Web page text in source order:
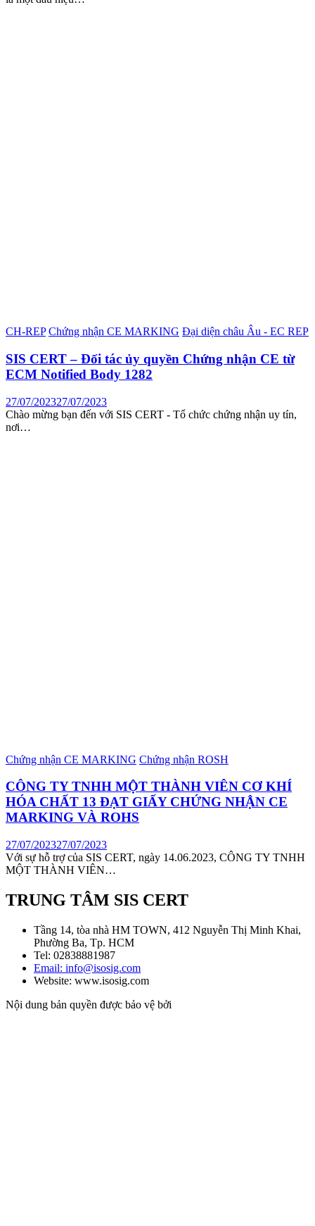
CH-REP Chứng nhận CE MARKING Đại diện châu Âu - EC REP
SIS CERT – Đối tác ủy quyền Chứng nhận CE từ
ECM Notified Body 1282
27/07/202327/07/2023
Chào mừng bạn đến với SIS CERT - Tổ chức chứng nhận uy tín,
nơi…
Chứng nhận CE MARKING Chứng nhận ROSH
CÔNG TY TNHH MỘT THÀNH VIÊN CƠ KHÍ
HÓA CHẤT 13 ĐẠT GIẤY CHỨNG NHẬN CE
MARKING VÀ ROHS
27/07/202327/07/2023
Với sự hỗ trợ của SIS CERT, ngày 14.06.2023, CÔNG TY TNHH
MỘT THÀNH VIÊN…
TRUNG TÂM SIS CERT
Tầng 14, tòa nhà HM TOWN, 412 Nguyễn Thị Minh Khai,
Phường Ba, Tp. HCM
Tel: 02838881987
Email: info@isosig.com
Website: www.isosig.com
Nội dung bản quyền được bảo vệ bởi